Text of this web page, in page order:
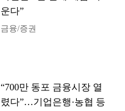
운다”
금융/증권
“700만 동포 금융시장 열
렸다”…기업은행·농협 등